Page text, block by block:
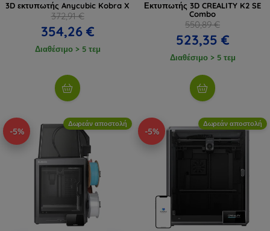
3D εκτυπωτής Anycubic Kobra X
372,91 €
354,26 €
Διαθέσιμο > 5 τεμ
Εκτυπωτής 3D CREALITY K2 SE
Combo
550,89 €
523,35 €
Διαθέσιμο > 5 τεμ
-5%
Δωρεάν αποστολή
-5%
Δωρεάν αποστολή